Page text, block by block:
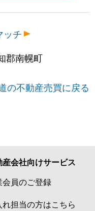
ッチ
郡南幌町
の不動産売買に戻る
産会社向けサービス
会員のご登録
れ担当の方はこちら